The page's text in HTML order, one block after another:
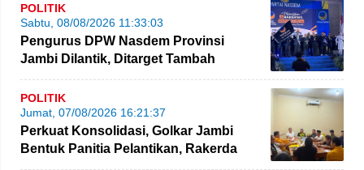
POLITIK
Sabtu, 08/08/2026 11:33:03
Pengurus DPW Nasdem Provinsi
Jambi Dilantik, Ditarget Tambah
Perolehan Kursi Legislatif
POLITIK
Jumat, 07/08/2026 16:21:37
Perkuat Konsolidasi, Golkar Jambi
Bentuk Panitia Pelantikan, Rakerda
hingga Bimtek